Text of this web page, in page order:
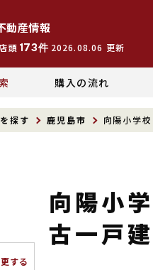
動産情報
店頭 173件 2026.08.06 更新
購入の流れ
探す 鹿児島市 向陽小学
向陽小
古一戸
する